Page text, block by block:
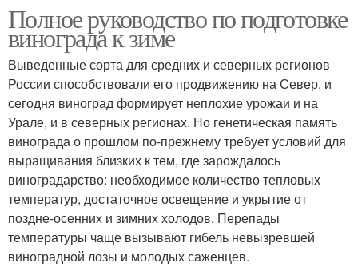
Полное руководство по подготовке
винограда к зиме
Выведенные сорта для средних и северных регионов
России способствовали его продвижению на Север, и
сегодня виноград формирует неплохие урожаи и на
Урале, и в северных регионах. Но генетическая память
винограда о прошлом по-прежнему требует условий для
выращивания близких к тем, где зарождалось
виноградарство: необходимое количество тепловых
температур, достаточное освещение и укрытие от
поздне-осенних и зимних холодов. Перепады
температуры чаще вызывают гибель невызревшей
виноградной лозы и молодых саженцев.